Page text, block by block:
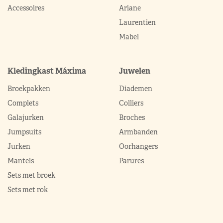
Accessoires
Ariane
Laurentien
Mabel
Kledingkast Máxima
Broekpakken
Complets
Galajurken
Jumpsuits
Jurken
Mantels
Sets met broek
Sets met rok
Juwelen
Diademen
Colliers
Broches
Armbanden
Oorhangers
Parures